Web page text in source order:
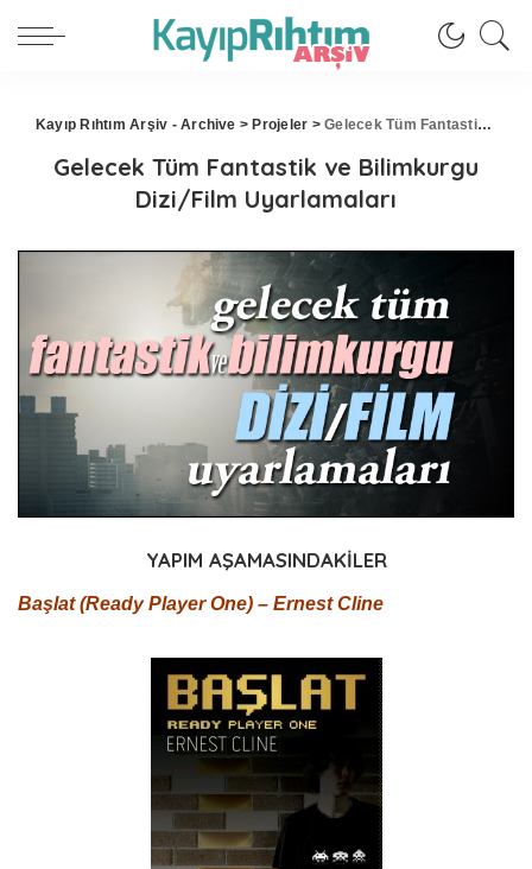
Kayıp Rıhtım Arşiv - Archive > Projeler >Gelecek Tüm Fantastik ve Bilimkurgu Dizi/Film Uyarlamaları
Gelecek Tüm Fantastik ve Bilimkurgu
Dizi/Film Uyarlamaları
YAPIM AŞAMASINDAKİLER
Başlat (Ready Player One) – Ernest Cline